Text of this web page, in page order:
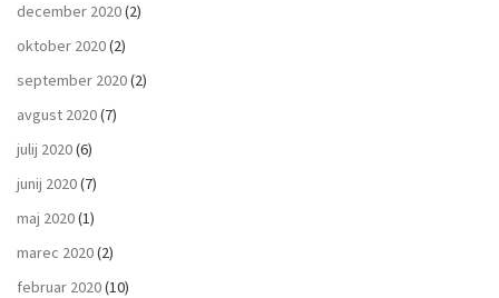
december 2020(2)
oktober 2020(2)
september 2020(2)
avgust 2020(7)
julij 2020(6)
junij 2020(7)
maj 2020(1)
marec 2020(2)
februar 2020(10)